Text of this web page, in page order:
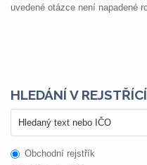
uvedené otázce není napadené
HLEDÁNÍ V
Obchodní rejstřík